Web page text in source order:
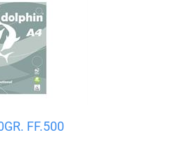
FF.500